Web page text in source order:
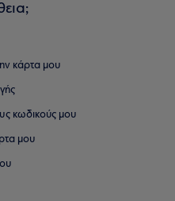
κάρτα μου
κωδικούς μου
μου